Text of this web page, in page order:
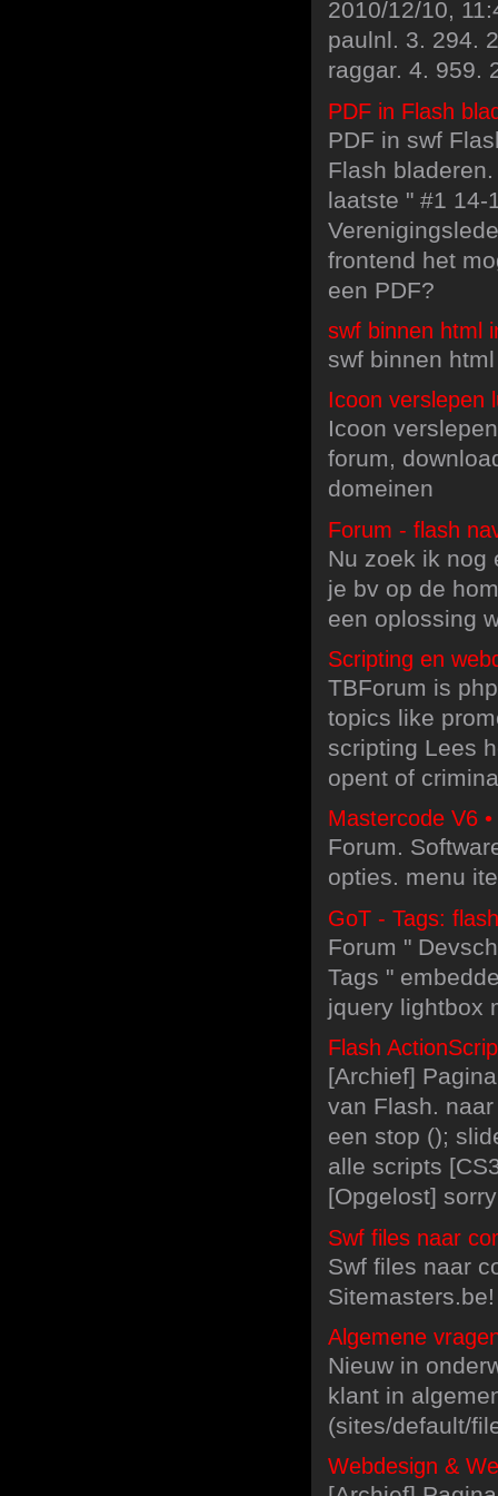
2010/12/10,
paulnl. 3. 294.
raggar. 4. 959.
PDF in Flash
PDF in swf
Flash
laatste " #1 14-
frontend het
een PDF?
swf binnen html
swf binnen
Icoon verslepen
Icoon
forum,
domeinen
Forum - flash
Nu zoek ik nog
je bv op de
een oplossing
Scripting en
TBForum is
topics like
scripting Lees
opent of
Mastercode V6
Forum.
opties. menu
GoT - Tags:
Forum "
Tags "
jquery lightbox
Flash
[Archief]
van Flash.
een stop ();
alle scripts
[Opgelost]
Swf files naar
Swf files naar
Sitemasters.be!
Algemene
Nieuw in
klant in
(sites/default/
Webdesign &